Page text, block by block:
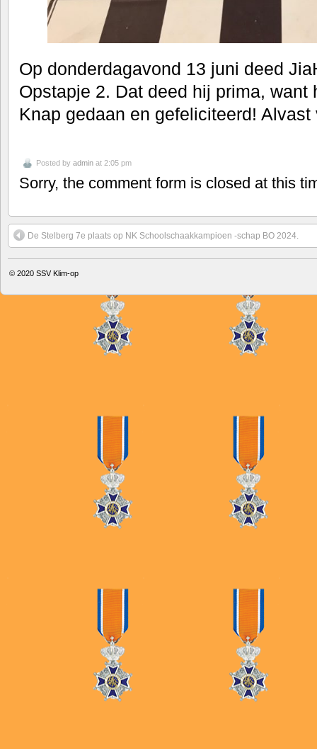
Op donderdagavond 13 juni deed
Opstapje 2. Dat deed hij prima, want
Knap gedaan en gefeliciteerd!
Posted by admin at 2:05 pm
Sorry, the comment form is closed at this
De Stelberg 7e plaats op NK Schoolschaakkampioen -schap BO 2024.
© 2020 SSV Klim-op